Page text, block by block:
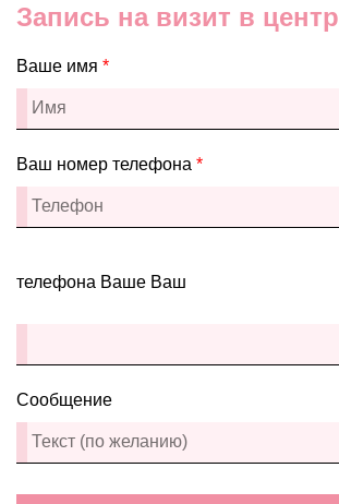
Запись на визит в центр
Ваше имя *
Ваш номер телефона *
телефона Ваше Ваш
Сообщение